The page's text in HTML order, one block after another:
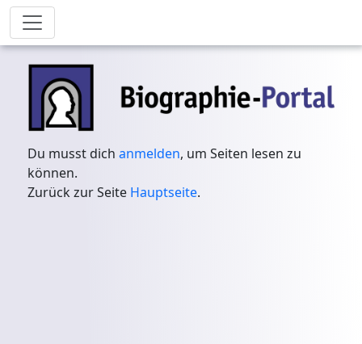
Du musst dichanmelden, um Seiten lesen zu
können.
Zurück zur Seite Hauptseite.